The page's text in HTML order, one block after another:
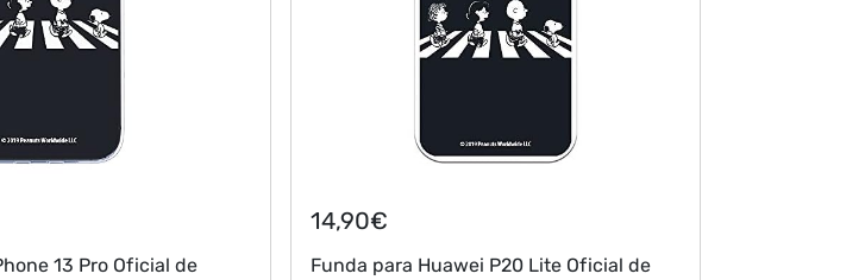
13 Pro Oficial de
14,90€
Funda para Huawei P20 Lite Oficial de